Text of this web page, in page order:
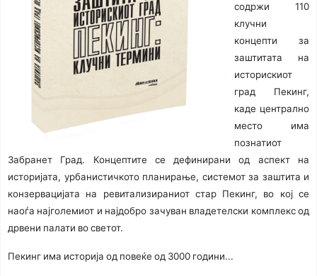
содржи 110
клучни
концепти за
заштитата на
историскиот
град Пекинг,
каде централно
место има
познатиот
Забранет Град. Концептите се дефинирани од аспект на
историјата, урбанистичкото планирање, системот за заштита и
конзервацијата на ревитализираниот стар Пекинг, во кој се
наоѓа најголемиот и најдобро зачуван владетелски комплекс од
дрвени палати во светот.
Пекинг има историја од повеќе од 3000 години...